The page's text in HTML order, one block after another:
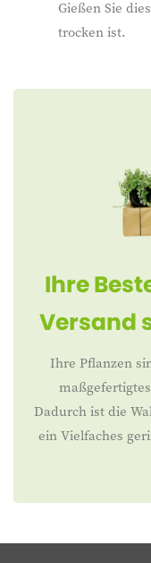
Gießen Sie
trocken ist.
Ihre
Versand
Ihre Pflanzen
Dadurch ist die
ein Vielfaches